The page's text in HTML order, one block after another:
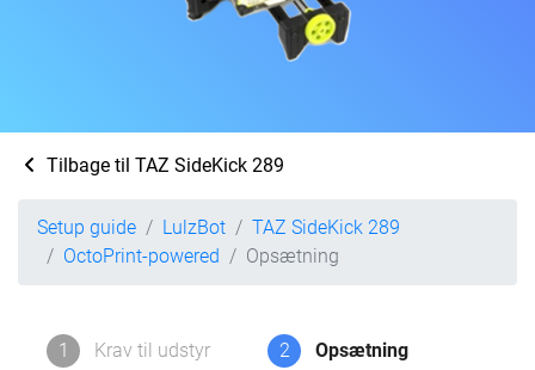
Tilbage til TAZ SideKick 289
Setup guide LulzBot
TAZ SideKick 289
OctoPrint-powered
Opsætning
1 Krav til udstyr 2 Opsætning